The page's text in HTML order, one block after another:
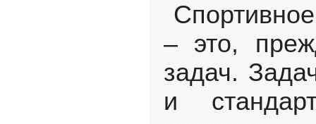
– это,
задач.
и